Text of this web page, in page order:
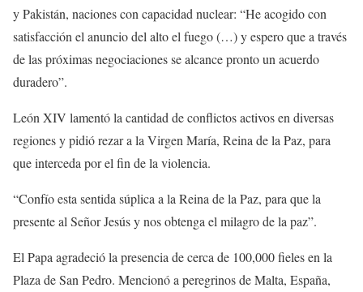
y Pakistán, naciones con capacidad nuclear: “He acogido con
satisfacción el anuncio del alto el fuego (…) y espero que a través
de las próximas negociaciones se alcance pronto un acuerdo
duradero”.
León XIV lamentó la cantidad de conflictos activos en diversas
regiones y pidió rezar a la Virgen María, Reina de la Paz, para
que interceda por el fin de la violencia.
“Confío esta sentida súplica a la Reina de la Paz, para que la
presente al Señor Jesús y nos obtenga el milagro de la paz”.
El Papa agradeció la presencia de cerca de 100,000 fieles en la
Plaza de San Pedro. Mencionó a peregrinos de Malta, España,